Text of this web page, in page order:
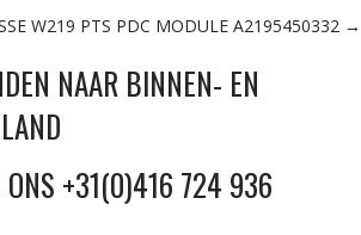
W219 PTS PDC MODULE A2195450332 →
NAAR BINNEN- EN
ONS +31(0)416 724 936